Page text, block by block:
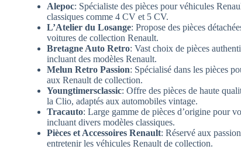
Alepoc: Spécialiste des pièces pour véhicules
classiques comme 4 CV et 5 CV.
L’Atelier du Losange: Propose des pièces
voitures de collection Renault.
Bretagne Auto Retro: Vast choix de pièces
incluant des modèles Renault.
Melun Retro Passion: Spécialisé dans les pièces
aux Renault de collection.
Youngtimersclassic: Offre des pièces de haute
la Clio, adaptés aux automobiles vintage.
Tracauto: Large gamme de pièces d’origine pour
incluant divers modèles classiques.
Pièces et Accessoires Renault: Réservé aux
entretenir les véhicules Renault de collection.